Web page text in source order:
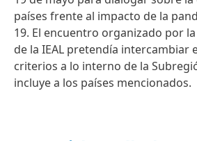
países frente al impacto de la
19. El encuentro organizado por
de la IEAL pretendía intercambiar
criterios a lo interno de la
incluye a los países mencionados.